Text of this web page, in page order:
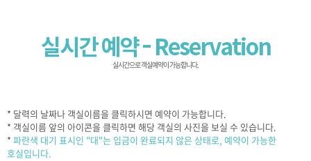
실시간 예약 - Reservation
실시간으로 객실예약이 가능합니다.
* 달력의 날짜나 객실이름을 클릭하시면 예약이 가능합니다.
* 객실이름 앞의 아이콘을 클릭하면 해당 객실의 사진을 보실 수 있습니다.
* 파란색 대기 표시인 "대"는 입금이 완료되지 않은 상태로, 예약이 가능한
호실입니다.